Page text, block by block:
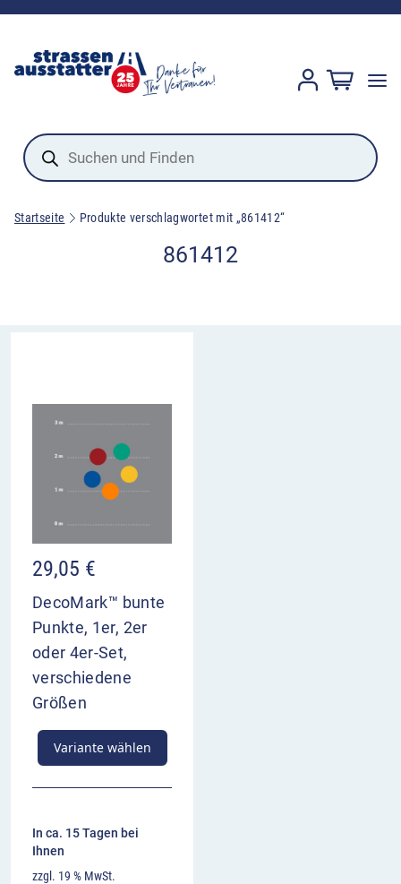
Products
search
Startseite Produkte verschlagwortet mit „861412“
861412
29,05 €
DecoMark™ bunte
Punkte, 1er, 2er
oder 4er-Set,
verschiedene
Größen
Variante wählen
In ca. 15 Tagen bei
Ihnen
zzgl. 19 % MwSt.